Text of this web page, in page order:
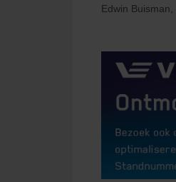
Edwin Buisman,